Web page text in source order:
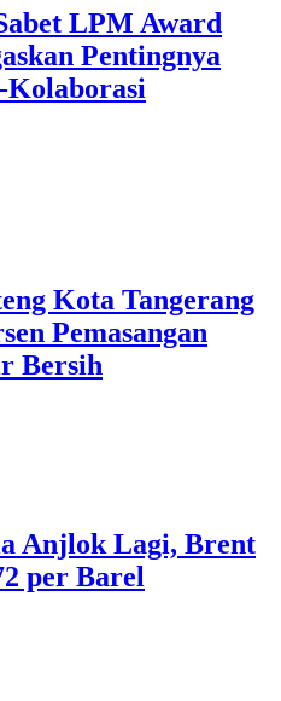
LPM Award
Pentingnya
Kolaborasi
Kota Tangerang
Pemasangan
Bersih
Anjlok Lagi, Brent
per Barel